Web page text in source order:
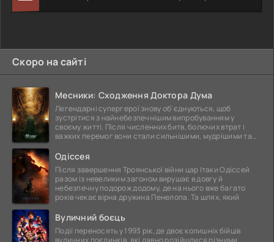
Скоро на сайті
Месники: Сходження Доктора Дума
Легендарні супергерої знову об'єднуються, щоб
зустрітися з найнебезпечнішим випробуванням у
своєму житті. Після численних битв, болючих втрат і
важких перемог вони стали сильнішими, мудрішими та
Одіссея
Після завершення Троянської війни цар Ітаки Одіссей
разом із невеликим загоном вирушає в довгу й
небезпечну подорож додому, де на нього вже багато
років чекає вірна дружина Пенелопа. Та шлях, який
Вуличний боєць
Події переносять у 1993 рік, де двоє колишніх бійців
вуличних поєдинків, які давно розійшлися різними